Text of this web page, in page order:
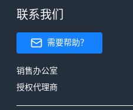
联系我们
需要帮助？
销售办公室
授权代理商